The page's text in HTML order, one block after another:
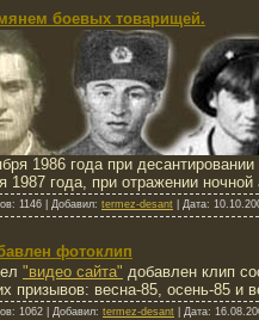
боевых товарищей.
1986 года при
1987 года, при отражении
1146 Добавил: termez-desant Дата:
фотоклип
"видео сайта" добавлен клип
призывов: весна-85, осень-85 и
1062 Добавил: termez-desant Дата: